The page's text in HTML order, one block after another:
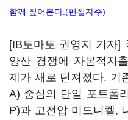
함께 짚어본다.(편집자주)
[IB토마토 권영지 기자]
양산 경쟁에 자본적지
제가 새로 던져졌다. 기
A) 중심의 단일 포트폴
P)과 고전압 미드니켈,